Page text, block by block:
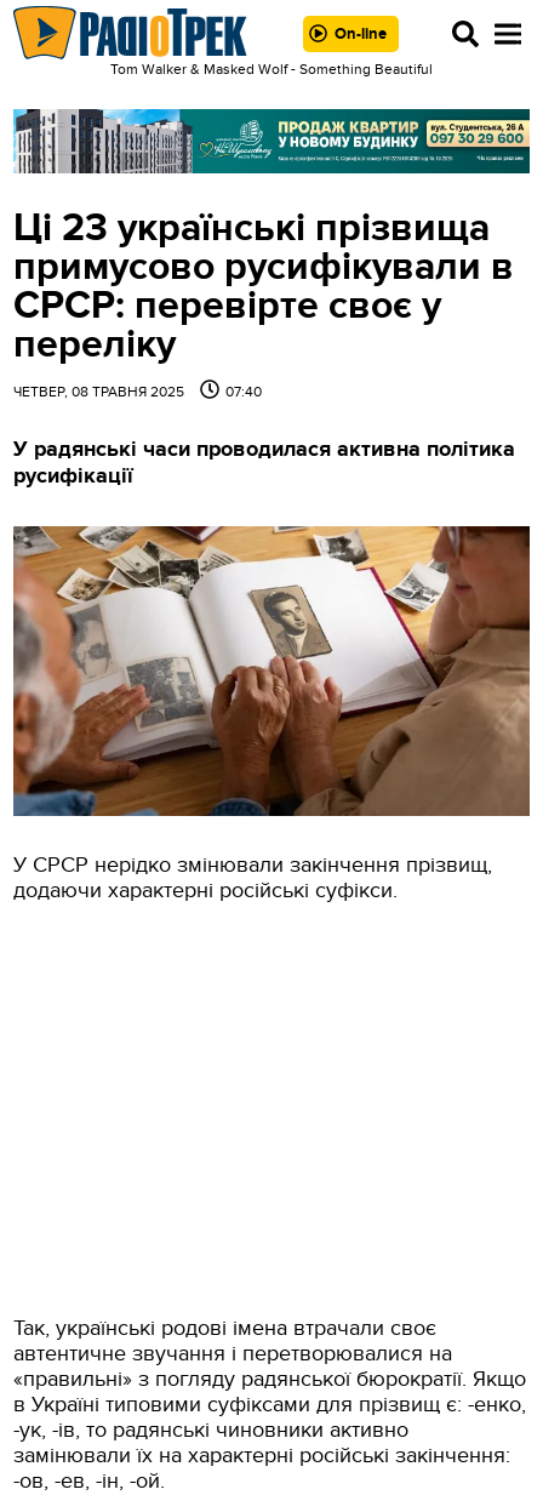
On-line
Tom Walker & Masked Wolf - Something Beautiful
Ці 23 українські прізвища
примусово русифікували в
СРСР: перевірте своє у
переліку
ЧЕТВЕР, 08 ТРАВНЯ 2025 07:40
У радянські часи проводилася активна політика
русифікації
У СРСР нерідко змінювали закінчення прізвищ,
додаючи характерні російські суфікси.
Так, українські родові імена втрачали своє
автентичне звучання і перетворювалися на
«правильні» з погляду радянської бюрократії. Якщо
в Україні типовими суфіксами для прізвищ є: -енко,
-ук, -ів, то радянські чиновники активно
замінювали їх на характерні російські закінчення:
-ов, -ев, -ін, -ой.